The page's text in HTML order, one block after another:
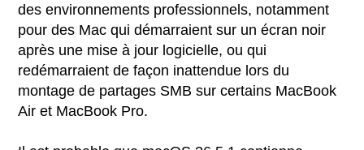
des environnements professionnels, notamment
pour des Mac qui démarraient sur un écran noir
après une mise à jour logicielle, ou qui
redémarraient de façon inattendue lors du
montage de partages SMB sur certains MacBook
Air et MacBook Pro.